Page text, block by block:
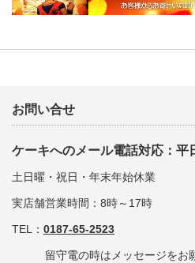
お問い合せ
ケーキへのメール電話対応：平
土日曜・祝日・年末年始休業
実店舗営業時間：8時～17時
TEL： 0187-65-2523
留守電の時はメッセージをお